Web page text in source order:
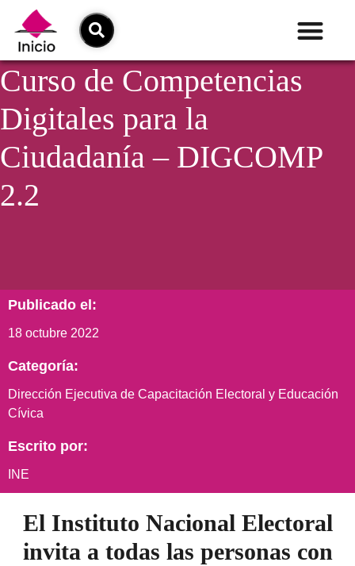
Curso de Competencias
Digitales para la
Ciudadanía – DIGCOMP
2.2
Publicado el:
18 octubre 2022
Categoría:
Dirección Ejecutiva de Capacitación Electoral y Educación
Cívica
Escrito por:
INE
El Instituto Nacional Electoral
invita a todas las personas con